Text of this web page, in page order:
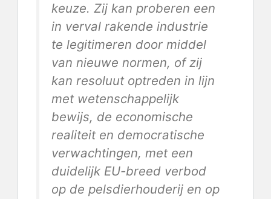
keuze. Zij kan proberen een
in verval rakende industrie
te legitimeren door middel
van nieuwe normen, of zij
kan resoluut optreden in lijn
met wetenschappelijk
bewijs, de economische
realiteit en democratische
verwachtingen, met een
duidelijk EU-breed verbod
op de pelsdierhouderij en op